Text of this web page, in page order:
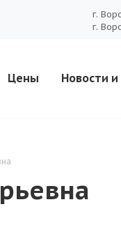
г.
г.
Цены Новости